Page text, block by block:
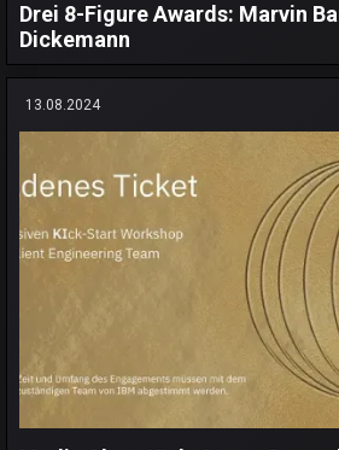
Drei 8-Figure Awards: Marvin
Dickemann
13.08.2024